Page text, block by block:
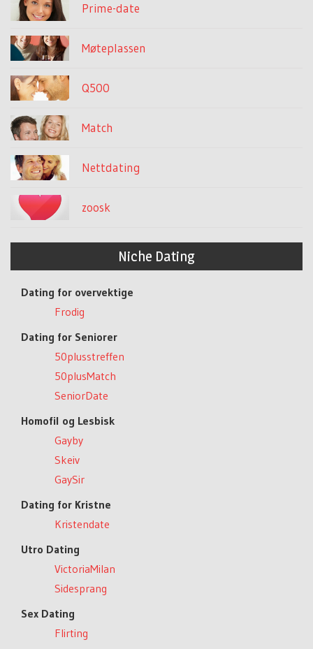
Prime-date
Møteplassen
Q500
Match
Nettdating
zoosk
Niche Dating
Dating for overvektige
Frodig
Dating for Seniorer
50plusstreffen
50plusMatch
SeniorDate
Homofil og Lesbisk
Gayby
Skeiv
GaySir
Dating for Kristne
Kristendate
Utro Dating
VictoriaMilan
Sidesprang
Sex Dating
Flirting